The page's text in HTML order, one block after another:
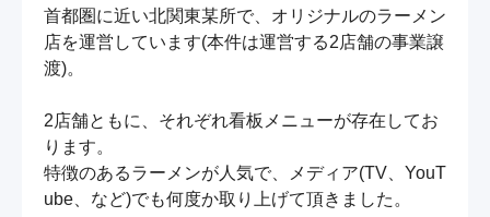
首都圏に近い北関東某所で、オリジナルのラーメン
店を運営しています(本件は運営する2店舗の事業譲
渡)。
2店舗ともに、それぞれ看板メニューが存在してお
ります。
特徴のあるラーメンが人気で、メディア(TV、YouT
ube、など)でも何度か取り上げて頂きました。